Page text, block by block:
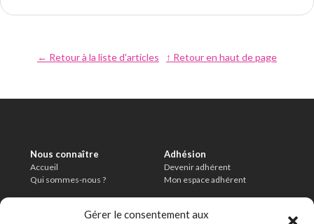
Gérer le consentement aux
← Retour à la liste d'articles ↑ Retour en haut de page
Nous connaître
Accueil
Qui sommes-nous ?
Adhésion
Devenir adhérent
Mon espace adhérent
Mentions légales
Charte de modération